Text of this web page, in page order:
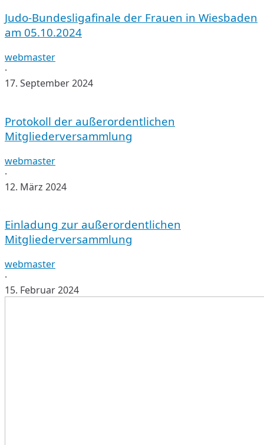
V.
1920
Judo-
Bundesligafinale
der
Frauen
in
Wiesbaden
Judo-Bundesligafinale der Frauen in Wiesbaden
am 05.10.2024
webmaster
·
17. September 2024
außerordentlichen
Mitgliederversammlung
Protokoll der außerordentlichen
Mitgliederversammlung
webmaster
·
12. März 2024
außerordentlichen
Mitgliederversammlung
Einladung zur außerordentlichen
Mitgliederversammlung
webmaster
·
15. Februar 2024